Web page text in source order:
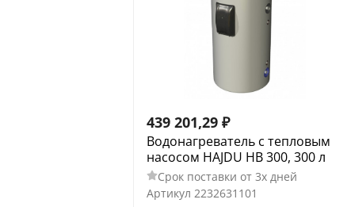
439 201,29 ₽
Водонагреватель с тепловым
насосом HAJDU HB 300, 300 л
Срок поставки от 3х дней
Артикул 2232631101